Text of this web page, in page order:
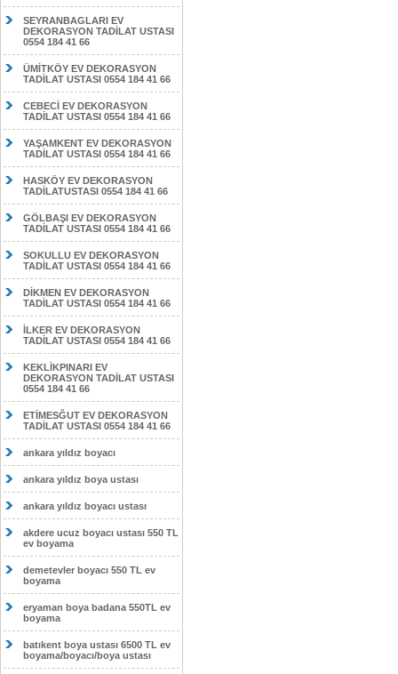
SEYRANBAGLARI EV
DEKORASYON TADİLAT USTASI
0554 184 41 66
ÜMİTKÖY EV DEKORASYON
TADİLAT USTASI 0554 184 41 66
CEBECİ EV DEKORASYON
TADİLAT USTASI 0554 184 41 66
YAŞAMKENT EV DEKORASYON
TADİLAT USTASI 0554 184 41 66
HASKÖY EV DEKORASYON
TADİLATUSTASI 0554 184 41 66
GÖLBAŞI EV DEKORASYON
TADİLAT USTASI 0554 184 41 66
SOKULLU EV DEKORASYON
TADİLAT USTASI 0554 184 41 66
DİKMEN EV DEKORASYON
TADİLAT USTASI 0554 184 41 66
İLKER EV DEKORASYON
TADİLAT USTASI 0554 184 41 66
KEKLİKPINARI EV
DEKORASYON TADİLAT USTASI
0554 184 41 66
ETİMESĞUT EV DEKORASYON
TADİLAT USTASI 0554 184 41 66
ankara yıldız boyacı
ankara yıldız boya ustası
ankara yıldız boyacı ustası
akdere ucuz boyacı ustası 550 TL
ev boyama
demetevler boyacı 550 TL ev
boyama
eryaman boya badana 550TL ev
boyama
batıkent boya ustası 6500 TL ev
boyama/boyacı/boya ustası